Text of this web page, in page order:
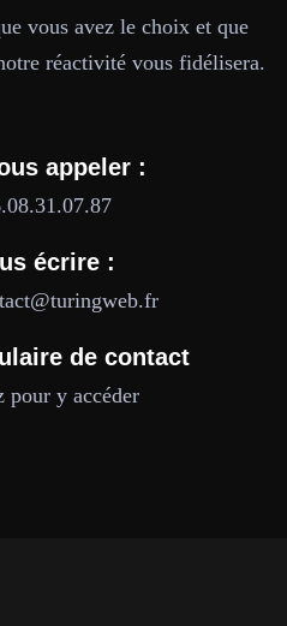
vous avez le choix et que
réactivité vous fidélisera.
appeler :
écrire :
de contact
pour y accéder